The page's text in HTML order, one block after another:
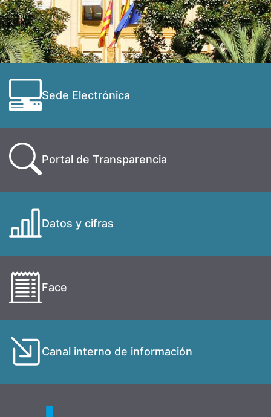
Sede Electrónica
Portal de Transparencia
Datos y cifras
Face
Canal interno de información